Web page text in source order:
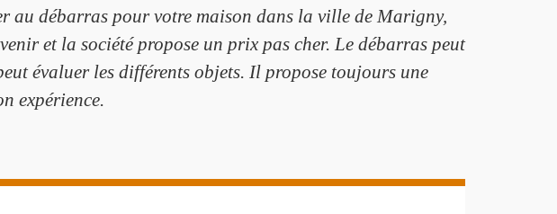
au débarras pour votre maison dans la ville de Marigny,
et la société propose un prix pas cher. Le débarras peut
évaluer les différents objets. Il propose toujours une
expérience.